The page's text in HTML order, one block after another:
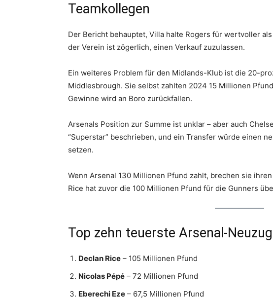
Teamkollegen
Der Bericht behauptet, Villa halte Rogers für wertvoller
der Verein ist zögerlich, einen Verkauf zuzulassen.
Ein weiteres Problem für den Midlands-Klub ist die 20-
Middlesbrough. Sie selbst zahlten 2024 15 Millionen
Gewinne wird an Boro zurückfallen.
Arsenals Position zur Summe ist unklar – aber auch
“Superstar” beschrieben, und ein Transfer würde einen
setzen.
Wenn Arsenal 130 Millionen Pfund zahlt, brechen sie
Rice hat zuvor die 100 Millionen Pfund für die Gunners
Top zehn teuerste Arsenal-
Declan Rice – 105 Millionen Pfund
Nicolas Pépé – 72 Millionen Pfund
Eberechi Eze – 67,5 Millionen Pfund